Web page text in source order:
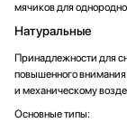
мячиков для
Натуральные
Принадлежности для
повышенного
и механическому
Основные типы: